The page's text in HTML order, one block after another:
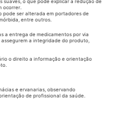
ocorrer.
pode ser alterada em portadores de
entre outros.
a entrega de medicamentos por via
a integridade do produto,
o direito a informação e orientação
e ervanarias, observando
de profissional da saúde.